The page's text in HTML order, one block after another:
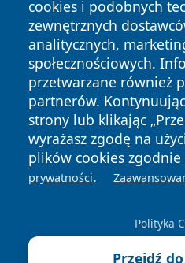
cookies i podobnych
zewnętrznych
analitycznych,
społecznościowych.
przetwarzane również
partnerów.
strony lub klikając
wyrażasz zgodę na
plików cookies zgodnie
prywatności.
Polityka
Przejdź
Copyright © 2026 mojzgierz.pl
News Autorzy
Polityka